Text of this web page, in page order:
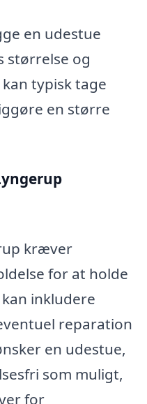
en udestue
størrelse og
typisk tage
en større
kræver
for at holde
inkludere
reparation
en udestue,
som muligt,
for